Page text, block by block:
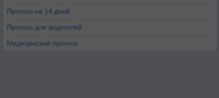
Прогноз на 14 дней
Прогноз для водителей
Медицинский прогноз